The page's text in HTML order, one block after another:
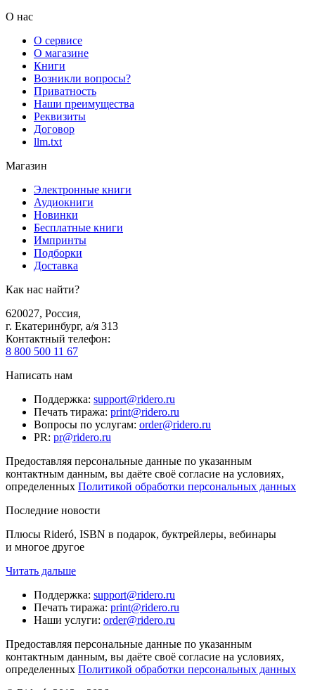
О нас
О сервисе
О магазине
Книги
Возникли вопросы?
Приватность
Наши преимущества
Реквизиты
Договор
llm.txt
Магазин
Электронные книги
Аудиокниги
Новинки
Бесплатные книги
Импринты
Подборки
Доставка
Как нас найти?
620027, Россия,
г. Екатеринбург, а/я 313
Контактный телефон:
8 800 500 11 67
Написать нам
Поддержка: support@ridero.ru
Печать тиража: print@ridero.ru
Вопросы по услугам: order@ridero.ru
PR: pr@ridero.ru
Предоставляя персональные данные по указанным
контактным данным, вы даёте своё согласие на условиях,
определенных Политикой обработки персональных данных
Последние новости
Плюсы Rideró, ISBN в подарок, буктрейлеры, вебинары
и многое другое
Читать дальше
Поддержка: support@ridero.ru
Печать тиража: print@ridero.ru
Наши услуги: order@ridero.ru
Предоставляя персональные данные по указанным
контактным данным, вы даёте своё согласие на условиях,
определенных Политикой обработки персональных данных